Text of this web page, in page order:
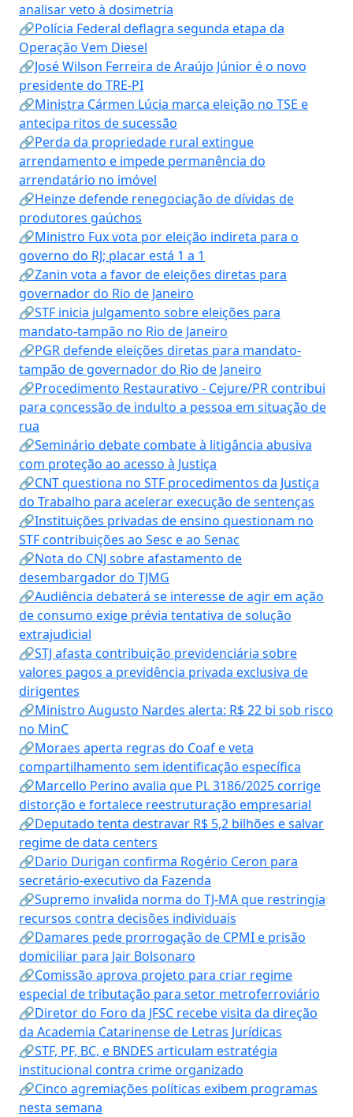
analisar veto à dosimetria
🔗Polícia Federal deflagra segunda etapa da
Operação Vem Diesel
🔗José Wilson Ferreira de Araújo Júnior é o novo
presidente do TRE-PI
🔗Ministra Cármen Lúcia marca eleição no TSE e
antecipa ritos de sucessão
🔗Perda da propriedade rural extingue
arrendamento e impede permanência do
arrendatário no imóvel
🔗Heinze defende renegociação de dívidas de
produtores gaúchos
🔗Ministro Fux vota por eleição indireta para o
governo do RJ; placar está 1 a 1
🔗Zanin vota a favor de eleições diretas para
governador do Rio de Janeiro
🔗STF inicia julgamento sobre eleições para
mandato-tampão no Rio de Janeiro
🔗PGR defende eleições diretas para mandato-
tampão de governador do Rio de Janeiro
🔗Procedimento Restaurativo - Cejure/PR contribui
para concessão de indulto a pessoa em situação de
rua
🔗Seminário debate combate à litigância abusiva
com proteção ao acesso à Justiça
🔗CNT questiona no STF procedimentos da Justiça
do Trabalho para acelerar execução de sentenças
🔗Instituições privadas de ensino questionam no
STF contribuições ao Sesc e ao Senac
🔗Nota do CNJ sobre afastamento de
desembargador do TJMG
🔗Audiência debaterá se interesse de agir em ação
de consumo exige prévia tentativa de solução
extrajudicial
🔗STJ afasta contribuição previdenciária sobre
valores pagos a previdência privada exclusiva de
dirigentes
🔗Ministro Augusto Nardes alerta: R$ 22 bi sob risco
no MinC
🔗Moraes aperta regras do Coaf e veta
compartilhamento sem identificação específica
🔗Marcello Perino avalia que PL 3186/2025 corrige
distorção e fortalece reestruturação empresarial
🔗Deputado tenta destravar R$ 5,2 bilhões e salvar
regime de data centers
🔗Dario Durigan confirma Rogério Ceron para
secretário-executivo da Fazenda
🔗Supremo invalida norma do TJ-MA que restringia
recursos contra decisões individuais
🔗Damares pede prorrogação de CPMI e prisão
domiciliar para Jair Bolsonaro
🔗Comissão aprova projeto para criar regime
especial de tributação para setor metroferroviário
🔗Diretor do Foro da JFSC recebe visita da direção
da Academia Catarinense de Letras Jurídicas
🔗STF, PF, BC, e BNDES articulam estratégia
institucional contra crime organizado
🔗Cinco agremiações políticas exibem programas
nesta semana